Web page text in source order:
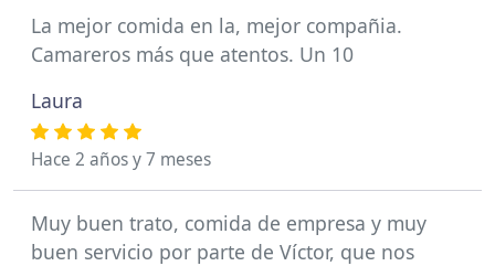
La mejor comida en la, mejor compañia.
Camareros más que atentos. Un 10
Laura
Hace 2 años y 7 meses
Muy buen trato, comida de empresa y muy
buen servicio por parte de Víctor, que nos